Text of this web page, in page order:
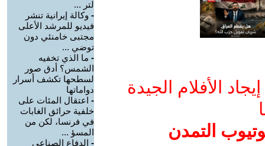
الأفلام الجيدة
التمدن
لتر ...
- وكالة إيرانية تنشر
فيديو للمرشد الأعلى
مجتبى خامنئي دون
توضي ...
- ما الذي تخفيه
الشمس؟ أدق صور
لسطحها تكشف أسرار
دواماتها
- اعتقال المئات على
خلفية حرائق الغابات
في فرنسا، لكن من
المسؤ ...
- الدفاع الصناعي